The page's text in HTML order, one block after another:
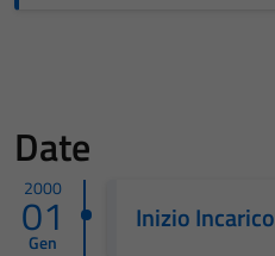
Date
2000
01
Gen
Inizio Incarico